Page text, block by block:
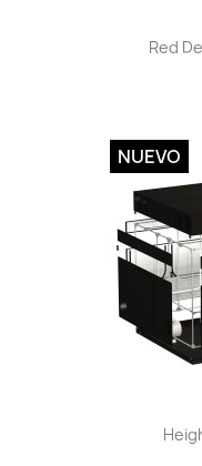
Red
NUEVO